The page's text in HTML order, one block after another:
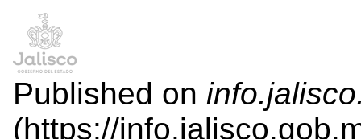
Published on
(https://